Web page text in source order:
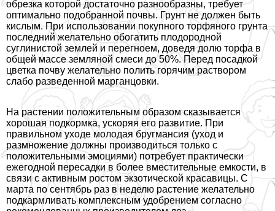
обрезка которой достаточно разнообразны, требует
оптимально подобранной почвы. Грунт не должен быть
кислым. При использовании покупного торфяного грунта
последний желательно обогатить плодородной
суглинистой землей и перегноем, доведя долю торфа в
общей массе земляной смеси до 50%. Перед посадкой
цветка почву желательно полить горячим раствором
слабо разведенной марганцовки.
На растении положительным образом сказывается
хорошая подкормка, ускоряя его развитие. При
правильном уходе молодая бругмансия (уход и
размножение должны производиться только с
положительными эмоциями) потребует пpaктически
ежегодной пересадки в более вместительные емкости, в
связи с активным ростом экзотической красавицы. С
марта по сентябрь раз в неделю растение желательно
подкармливать комплексным удобрением согласно